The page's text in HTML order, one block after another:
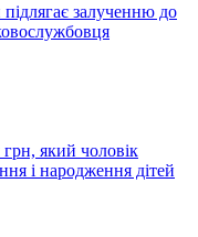
залученню до
який чоловік
і народження дітей